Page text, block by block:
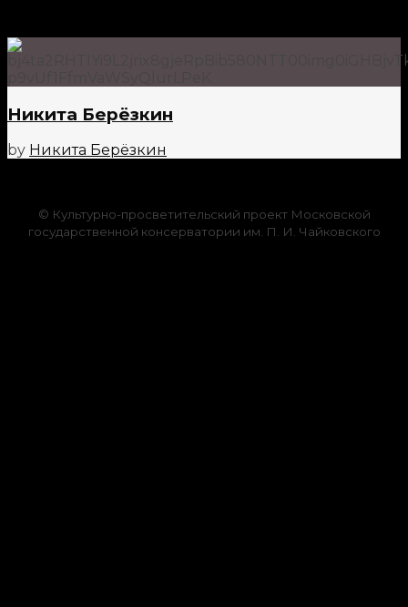
Никита Берёзкин
by Никита Берёзкин
© Культурно-просветительский проект Московской
государственной консерватории им. П. И. Чайковского